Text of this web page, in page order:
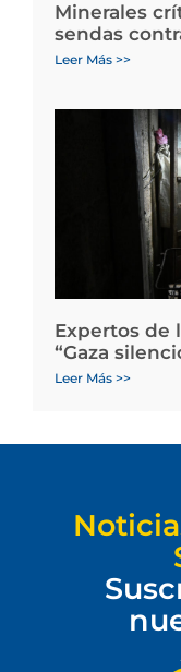
Minerales
sendas
Leer Más >>
Expertos de
“Gaza
Leer Más >>